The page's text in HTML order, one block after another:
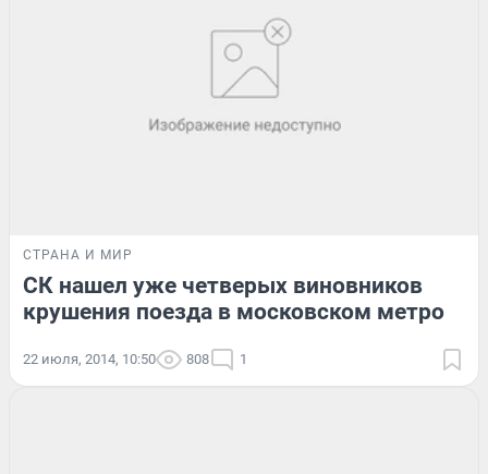
СТРАНА И МИР
СК нашел уже четверых виновников
крушения поезда в московском метро
22 июля, 2014, 10:50 808 1